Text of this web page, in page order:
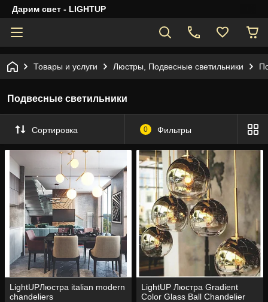
Дарим свет - LIGHTUP
Товары и услуги Люстры, Подвесные светильники
Подвесные светильники
Сортировка 0 Фильтры
LightUPЛюстра italian modern
chandeliers
LightUP Люстра Gradient
Color Glass Ball Chandelier